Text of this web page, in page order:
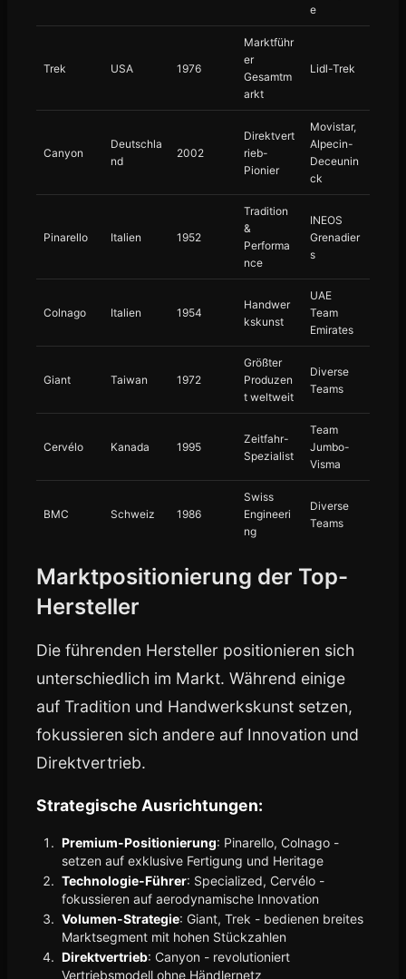
e
Trek USA 1976
Marktführ
er
Gesamtm
arkt
Lidl-Trek
Canyon
Deutschla
nd
2002
Direktvert
rieb-
Pionier
Movistar,
Alpecin-
Deceunin
ck
Pinarello Italien 1952
Tradition
&
Performa
nce
INEOS
Grenadier
s
Colnago Italien 1954
Handwer
kskunst
UAE
Team
Emirates
Giant Taiwan 1972
Größter
Produzen
t weltweit
Diverse
Teams
Cervélo Kanada 1995
Zeitfahr-
Spezialist
Team
Jumbo-
Visma
BMC Schweiz 1986
Swiss
Engineeri
ng
Diverse
Teams
Marktpositionierung der Top-
Hersteller
Die führenden Hersteller positionieren sich
unterschiedlich im Markt. Während einige
auf Tradition und Handwerkskunst setzen,
fokussieren sich andere auf Innovation und
Direktvertrieb.
Strategische Ausrichtungen:
Premium-Positionierung: Pinarello, Colnago -
setzen auf exklusive Fertigung und Heritage
Technologie-Führer: Specialized, Cervélo -
fokussieren auf aerodynamische Innovation
Volumen-Strategie: Giant, Trek - bedienen breites
Marktsegment mit hohen Stückzahlen
Direktvertrieb: Canyon - revolutioniert
Vertriebsmodell ohne Händlernetz